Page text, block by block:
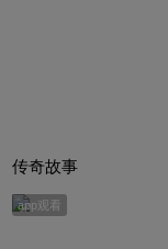
传奇故事
app观看